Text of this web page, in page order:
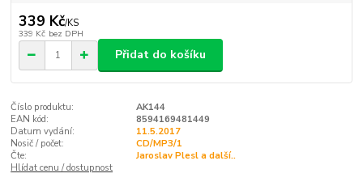
339 Kč/KS
339 Kč bez DPH
Přidat do košíku
Číslo produktu:
AK144
EAN kód:
8594169481449
Datum vydání:
11.5.2017
Nosič / počet:
CD/MP3/1
Čte:
Jaroslav Plesl a další..
Hlídat cenu / dostupnost